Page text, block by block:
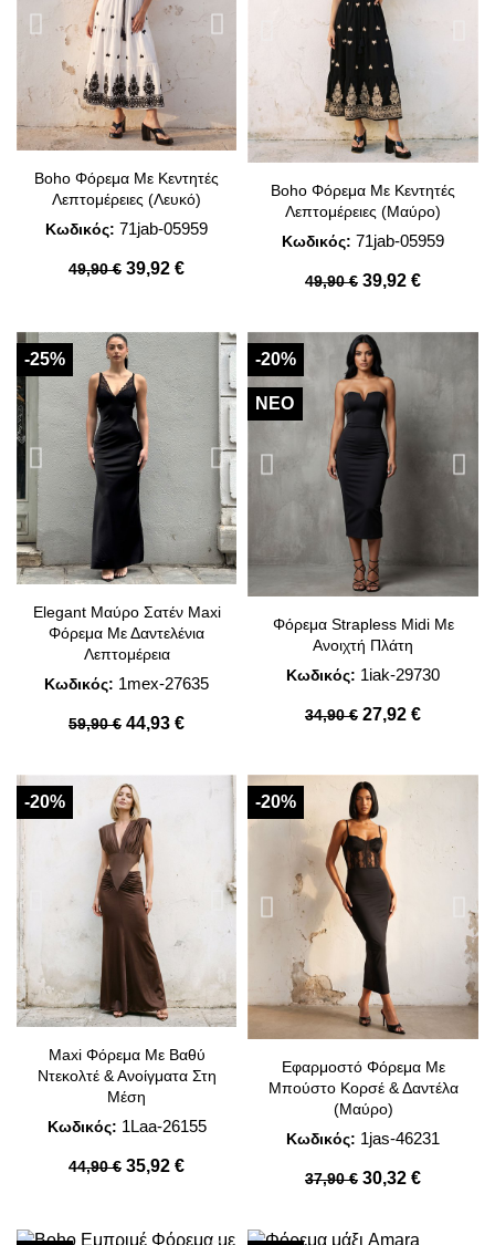
Boho Φόρεμα Με Κεντητές
Λεπτομέρειες (Λευκό)
Κωδικός: 71jab-05959
49,90 € 39,92 €
Boho Φόρεμα Με Κεντητές
Λεπτομέρειες (Μαύρο)
Κωδικός: 71jab-05959
49,90 € 39,92 €
Elegant Μαύρο Σατέν Maxi
Φόρεμα Με Δαντελένια
Λεπτομέρεια
Κωδικός: 1mex-27635
59,90 € 44,93 €
-25%
Φόρεμα Strapless Midi Με
Ανοιχτή Πλάτη
Κωδικός: 1iak-29730
34,90 € 27,92 €
-20%
ΝΈΟ
Maxi Φόρεμα Με Βαθύ
Ντεκολτέ & Ανοίγματα Στη
Μέση
Κωδικός: 1Laa-26155
44,90 € 35,92 €
-20%
Εφαρμοστό Φόρεμα Με
Μπούστο Κορσέ & Δαντέλα
(Μαύρο)
Κωδικός: 1jas-46231
37,90 € 30,32 €
-20%